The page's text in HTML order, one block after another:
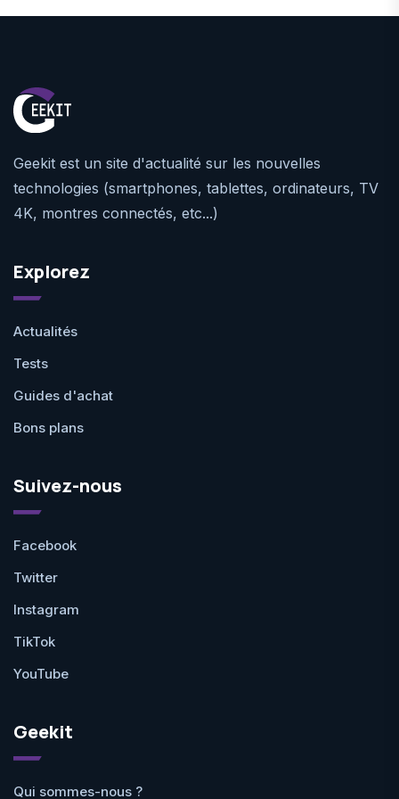
Geekit est un site d'actualité sur les nouvelles
technologies (smartphones, tablettes, ordinateurs, TV
4K, montres connectés, etc...)
Explorez
Actualités
Tests
Guides d'achat
Bons plans
Suivez-nous
Facebook
Twitter
Instagram
TikTok
YouTube
Geekit
Qui sommes-nous ?